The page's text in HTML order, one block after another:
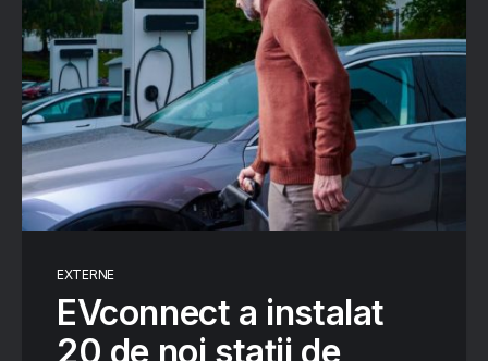
EXTERNE
EVconnect a instalat
20 de noi stații de